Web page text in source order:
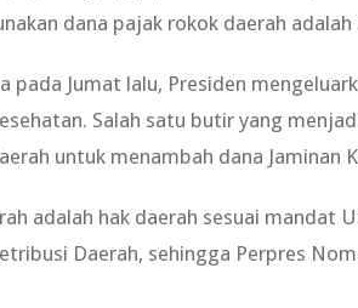
dana pajak rokok daerah
pada Jumat lalu, Presiden
Salah satu butir yang
untuk menambah dana Jaminan
adalah hak daerah sesuai mandat
Daerah, sehingga Perpres